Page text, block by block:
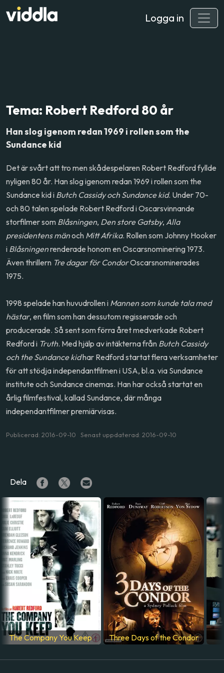
Logga in
Tema: Robert Redford 80 år
Han slog igenom redan 1969 i rollen som the
Sundance kid
Det är svårt att tro men skådespelaren Robert Redford fyllde
nyligen 80 år. Han slog igenom redan 1969 i rollen som the
Sundance kid i Butch Cassidy och Sundance kid. Under 70-
och 80 talen spelade Robert Redford i Oscarsvinnande
storfilmer som Blåsningen, Den store Gatsby, Alla
presidentens mänoch Mitt Afrika. Rollen som Johnny Hooker
i Blåsningenrenderade honom en Oscarsnominering 1973.
Även thrillern Tre dagar för CondorOscarsnominerades
1975.
1998 spelade han huvudrollen i Mannen som kunde tala med
hästar, en film som han dessutom regisserade och
producerade. Så sent som förra året medverkade Robert
Redford i Truth. Med hjälp av intäkterna från Butch Cassidy
och the Sundance kidhar Redford startat flera verksamheter
för att stödja independantfilmen i USA, bl.a. via Sundance
institute och Sundance cinemas. Han har också startat en
årlig filmfestival, kallad Sundance, där många
independantfilmer premiärvisas.
Publicerad: 2016-09-10 Senast uppdaterad: 2016-09-10
Dela
The Company You Keep Three Days of the Condor